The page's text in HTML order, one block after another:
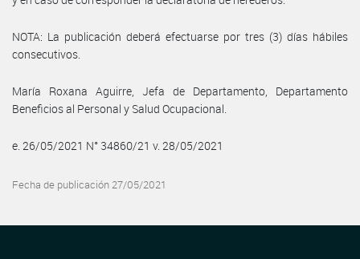
NOTA: La publicación deberá efectuarse por tres (3) días hábiles
consecutivos.
María Roxana Aguirre, Jefa de Departamento, Departamento
Beneficios al Personal y Salud Ocupacional.
e. 26/05/2021 N° 34860/21 v. 28/05/2021
Fecha de publicación 27/05/2021